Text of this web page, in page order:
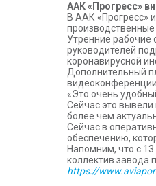
ААК «Прогресс»
В ААК «Прогресс»
Утренние рабочие
руководителей
коронавирусной
Дополнительный
«Это очень
Сейчас это
более чем
Сейчас в
обеспечению,
Напомним, что с
коллектив завода
https://